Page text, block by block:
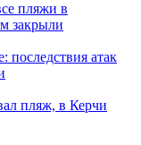
пляжи в
закрыли
атак
пляж, в Керчи